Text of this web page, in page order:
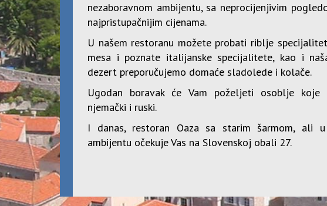
nezaboravnom ambijentu, sa neprocijenjivim
najpristupačnijim cijenama.
U našem restoranu možete probati riblje
mesa i poznate italijanske specijalitete, kao i
dezert preporučujemo domaće sladolede i kolače.
Ugodan boravak će Vam poželjeti osoblje koje
njemački i ruski.
I danas, restoran Oaza sa starim šarmom, ali u
ambijentu očekuje Vas na Slovenskoj obali 27.